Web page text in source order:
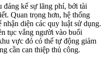
đáng kể sự lãng phí, bởi tài
Quan trọng hơn, hệ thống
diện các quy luật sử dụng.
tục vắng người vào buổi
vực đó có thể tự động giảm
cần can thiệp thủ công.